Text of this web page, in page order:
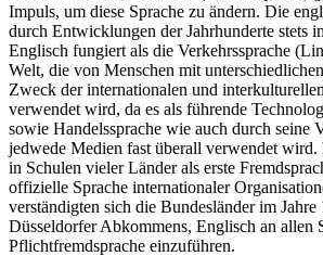
Impuls, um diese Sprache zu ändern. Die
durch Entwicklungen der Jahrhunderte stets
Englisch fungiert als die Verkehrssprache
Welt, die von Menschen mit
Zweck der internationalen und
verwendet wird, da es als führende
sowie Handelssprache wie auch durch seine
jedwede Medien fast überall verwendet
in Schulen vieler Länder als erste
offizielle Sprache internationaler
verständigten sich die Bundesländer im
Düsseldorfer Abkommens, Englisch an allen
Pflichtfremdsprache einzuführen.